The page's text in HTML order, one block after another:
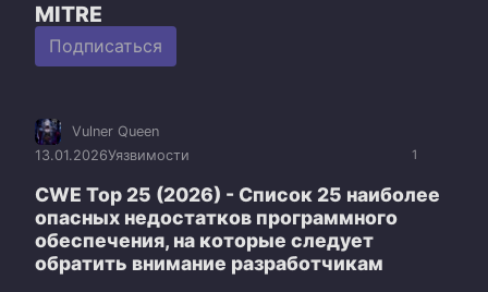
MITRE
Подписаться
1
Vulner Queen
13.01.2026Уязвимости
CWE Top 25 (2026) - Список 25 наиболее
опасных недостатков программного
обеспечения, на которые следует
обратить внимание разработчикам